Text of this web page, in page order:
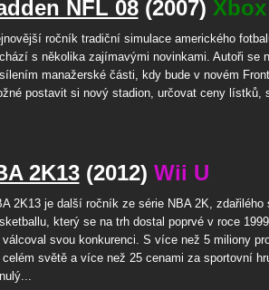
NFL 08(2007)
ročník tradiční simulace amerického
s několika zajímavými novinkami. Autoři se
manažerské části, kdy bude v novém
postavit si nový stadion, určovat ceny lístků,
2K13(2012) Wii U
2K13 je další ročník ze série NBA 2K, zdařilého
který se na trh dostal poprvé v roce
válcoval svou konkurenci. S více než 5 miliony
celém světě a více než 25 cenami za sportovní